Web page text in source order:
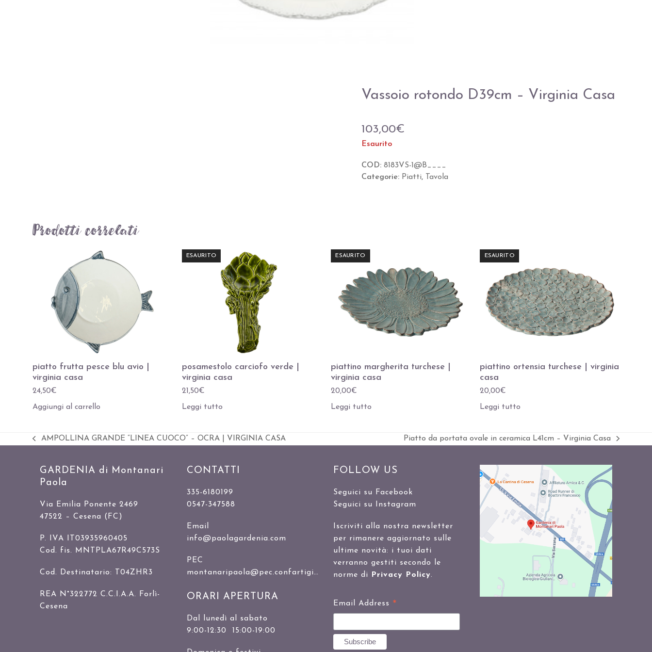
Vassoio rotondo D39cm – Virginia Casa
103,00€
Esaurito
COD: 8183VS-1@B____
Categorie: Piatti, Tavola
Prodotti correlati
piatto frutta pesce blu avio |
virginia casa
24,50€
Aggiungi al carrello
ESAURITO
posamestolo carciofo verde |
virginia casa
21,50€
Leggi tutto
ESAURITO
piattino margherita turchese |
virginia casa
20,00€
Leggi tutto
ESAURITO
piattino ortensia turchese | virginia
casa
20,00€
Leggi tutto
Slide
AMPOLLINA GRANDE “LINEA CUOCO” – OCRA | VIRGINIA CASA
visualizza
Piatto da portata ovale in ceramica L41cm – Virginia Casa
GARDENIA di Montanari
Paola
Via Emilia Ponente 2469
47522 – Cesena (FC)
P. IVA IT03935960405
Cod. fis. MNTPLA67R49C573S
Cod. Destinatario: T04ZHR3
REA N°322772 C.C.I.A.A. Forlì-
Cesena
CONTATTI
335-6180199
0547-347588
Email
info@paolagardenia.com
PEC
montanaripaola@pec.confartigianato.it
ORARI APERTURA
Dal lunedì al sabato
9:00-12:30 15:00-19:00
FOLLOW US
Seguici su Facebook
Seguici su Instagram
Iscriviti alla nostra newsletter
per rimanere aggiornato sulle
ultime novità: i tuoi dati
verranno gestiti secondo le
norme di
Privacy Policy.
Email Address *